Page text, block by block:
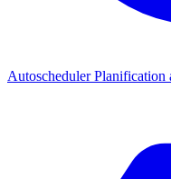
AutoschedulerPlanification